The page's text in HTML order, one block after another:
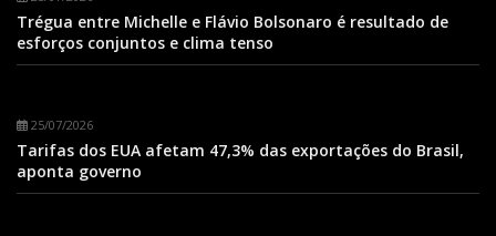
Trégua entre Michelle e Flávio Bolsonaro é resultado de
esforços conjuntos e clima tenso
25/07/2026
Tarifas dos EUA afetam 47,3% das exportações do Brasil,
aponta governo